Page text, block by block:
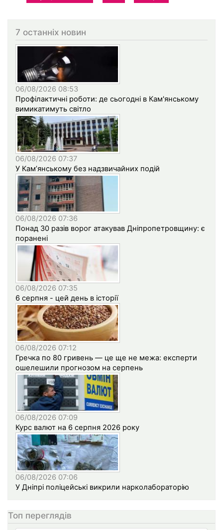
7 останніх новин
06/08/2026 08:53
Профілактичні роботи: де сьогодні в Кам'янському
вимикатимуть світло
06/08/2026 07:37
У Кам’янському без надзвичайних подій
06/08/2026 07:36
Понад 30 разів ворог атакував Дніпропетровщину: є
поранені
06/08/2026 07:35
6 серпня - цей день в історії
06/08/2026 07:12
Гречка по 80 гривень — це ще не межа: експерти
ошелешили прогнозом на серпень
06/08/2026 07:09
Курс валют на 6 серпня 2026 року
06/08/2026 07:06
У Дніпрі поліцейські викрили нарколабораторію
Топ переглядів